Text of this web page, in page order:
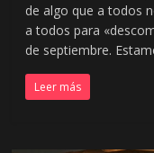
de algo que a todos
a todos para
de septiembre.
Leer más